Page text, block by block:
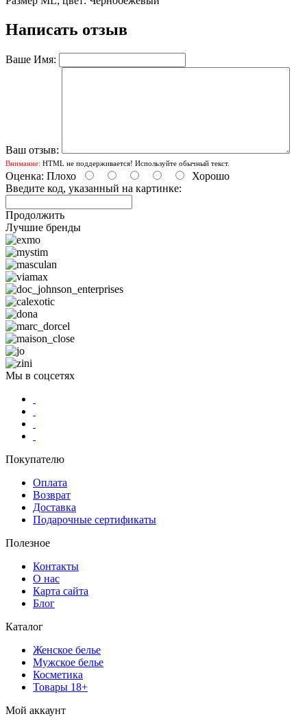
Написать отзыв
Ваше Имя:
Ваш отзыв:
Внимание: HTML не поддерживается! Используйте обычный текст.
Оценка: Плохо
Хорошо
Введите код, указанный на картинке:
Продолжить
Лучшие бренды
Мы в соцсетях
Покупателю
Оплата
Возврат
Доставка
Подарочные сертификаты
Полезное
Контакты
О нас
Карта сайта
Блог
Каталог
Женское белье
Мужское белье
Косметика
Товары 18+
Мой аккаунт